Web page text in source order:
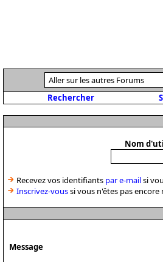
Rechercher
Nom
Recevez vos identifiants par e-mailsi
Inscrivez-voussi vous n'êtes pas
Message